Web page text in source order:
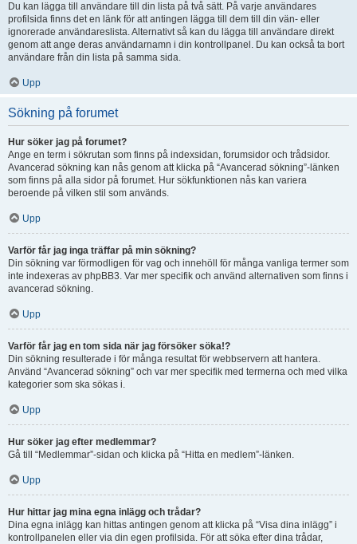
Du kan lägga till användare till din lista på två sätt. På varje användares
profilsida finns det en länk för att antingen lägga till dem till din vän- eller
ignorerade användareslista. Alternativt så kan du lägga till användare direkt
genom att ange deras användarnamn i din kontrollpanel. Du kan också ta bort
användare från din lista på samma sida.
Upp
Sökning på forumet
Hur söker jag på forumet?
Ange en term i sökrutan som finns på indexsidan, forumsidor och trådsidor.
Avancerad sökning kan nås genom att klicka på “Avancerad sökning”-länken
som finns på alla sidor på forumet. Hur sökfunktionen nås kan variera
beroende på vilken stil som används.
Upp
Varför får jag inga träffar på min sökning?
Din sökning var förmodligen för vag och innehöll för många vanliga termer som
inte indexeras av phpBB3. Var mer specifik och använd alternativen som finns i
avancerad sökning.
Upp
Varför får jag en tom sida när jag försöker söka!?
Din sökning resulterade i för många resultat för webbservern att hantera.
Använd “Avancerad sökning” och var mer specifik med termerna och med vilka
kategorier som ska sökas i.
Upp
Hur söker jag efter medlemmar?
Gå till “Medlemmar”-sidan och klicka på “Hitta en medlem”-länken.
Upp
Hur hittar jag mina egna inlägg och trådar?
Dina egna inlägg kan hittas antingen genom att klicka på “Visa dina inlägg” i
kontrollpanelen eller via din egen profilsida. För att söka efter dina trådar,